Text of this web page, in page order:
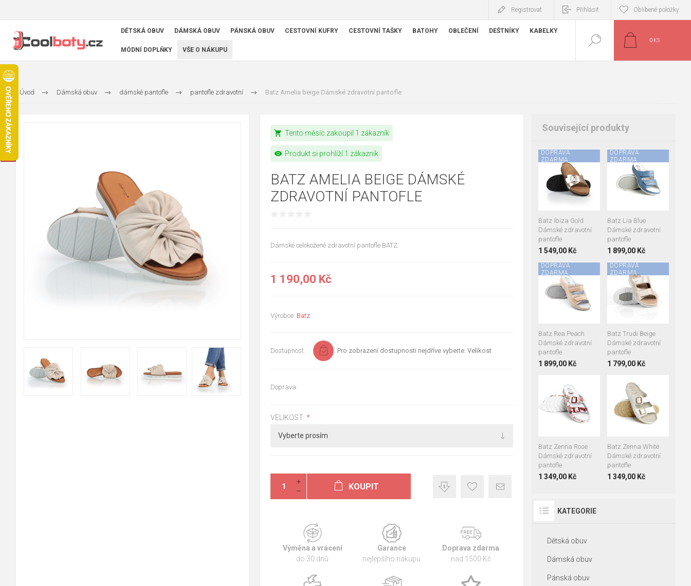
Registrovat Přihlásit Oblíbené položky
DĚTSKÁ OBUV DÁMSKÁ OBUV PÁNSKÁ OBUV CESTOVNÍ KUFRY CESTOVNÍ TAŠKY BATOHY OBLEČENÍ DEŠTNÍKY KABELKY
MÓDNÍ DOPLŇKY VŠE O NÁKUPU
0 KS
Úvod Dámská obuv dámské pantofle pantofle zdravotní Batz Amelia beige Dámské zdravotní pantofle
shopping_cart Tento měsíc zakoupil 1 zákazník
visibility Produkt si prohlíží 1 zákazník
BATZ AMELIA BEIGE DÁMSKÉ
ZDRAVOTNÍ PANTOFLE
Dámské celokožené zdravotní pantofle BATZ.
1 190,00 Kč
Výrobce: Batz
Dostupnost: Pro zobrazení dostupnosti nejdříve vyberte: Velikost
Doprava:
VELIKOST: *
KOUPIT
Výměna a vrácení
do 30 dnů
Garance
nejlepšího nákupu
Doprava zdarma
nad 1500 Kč
Související produkty
DOPRAVA
ZDARMA
Batz Ibiza Gold
Dámské zdravotní
pantofle
1 549,00 Kč
39
DOPRAVA
ZDARMA
Batz Lia Blue
Dámské zdravotní
pantofle
1 899,00 Kč
36 38
41
DOPRAVA
ZDARMA
Batz Rea Peach
Dámské zdravotní
pantofle
1 899,00 Kč
37 38
39
40
DOPRAVA
ZDARMA
Batz Trudi Beige
Dámské zdravotní
pantofle
1 799,00 Kč
37 38
40
41
Batz Zenna Rose
Dámské zdravotní
pantofle
1 349,00 Kč
37 38
39
41
Batz Zenna White
Dámské zdravotní
pantofle
1 349,00 Kč
37 38
39
40
41
KATEGORIE
Dětská obuv
Dámská obuv
Pánská obuv